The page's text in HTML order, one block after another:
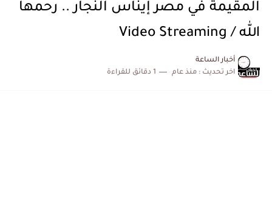
المقيمة في مصر إيناس النجار .. رحمها
الله / Video Streaming
أخبار الساعة
اخر تحديث : منذ عام 1 دقائق للقراءة